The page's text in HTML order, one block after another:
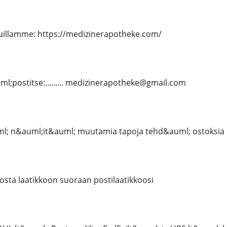
https://medizinerapotheke.com/
medizinerapotheke@gmail.com
n&auml;it&auml; muutamia tapoja tehd&auml; ostoksia
laatikkoon suoraan postilaatikkoosi